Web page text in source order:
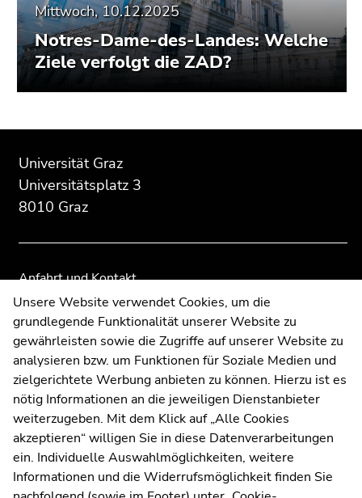
Mittwoch, 10.12.2025
Notres-Dame-des-Landes: Welche
Ziele verfolgt die ZAD?
des
Seitenbereichs:
Zusatzinformationen:
Universität Graz
Universitätsplatz 3
8010 Graz
Anfahrt und Kontakt
Kommunikation und Öffentlichkeitsarbeit
Moodle
UNIGRAZonline
Impressum
Datenschutzerklärung
Cookie-Einstellungen
Barrierefreiheitserklärung
dieses
Seitenbereichs.
Übersicht
dieses
Seitenbereichs.
Übersicht
Unsere Website verwendet Cookies, um die
grundlegende Funktionalität unserer Website zu
gewährleisten sowie die Zugriffe auf unserer Website zu
analysieren bzw. um Funktionen für Soziale Medien und
zielgerichtete Werbung anbieten zu können. Hierzu ist es
nötig Informationen an die jeweiligen Dienstanbieter
weiterzugeben. Mit dem Klick auf „Alle Cookies
akzeptieren“ willigen Sie in diese Datenverarbeitungen
ein. Individuelle Auswahlmöglichkeiten, weitere
Informationen und die Widerrufsmöglichkeit finden Sie